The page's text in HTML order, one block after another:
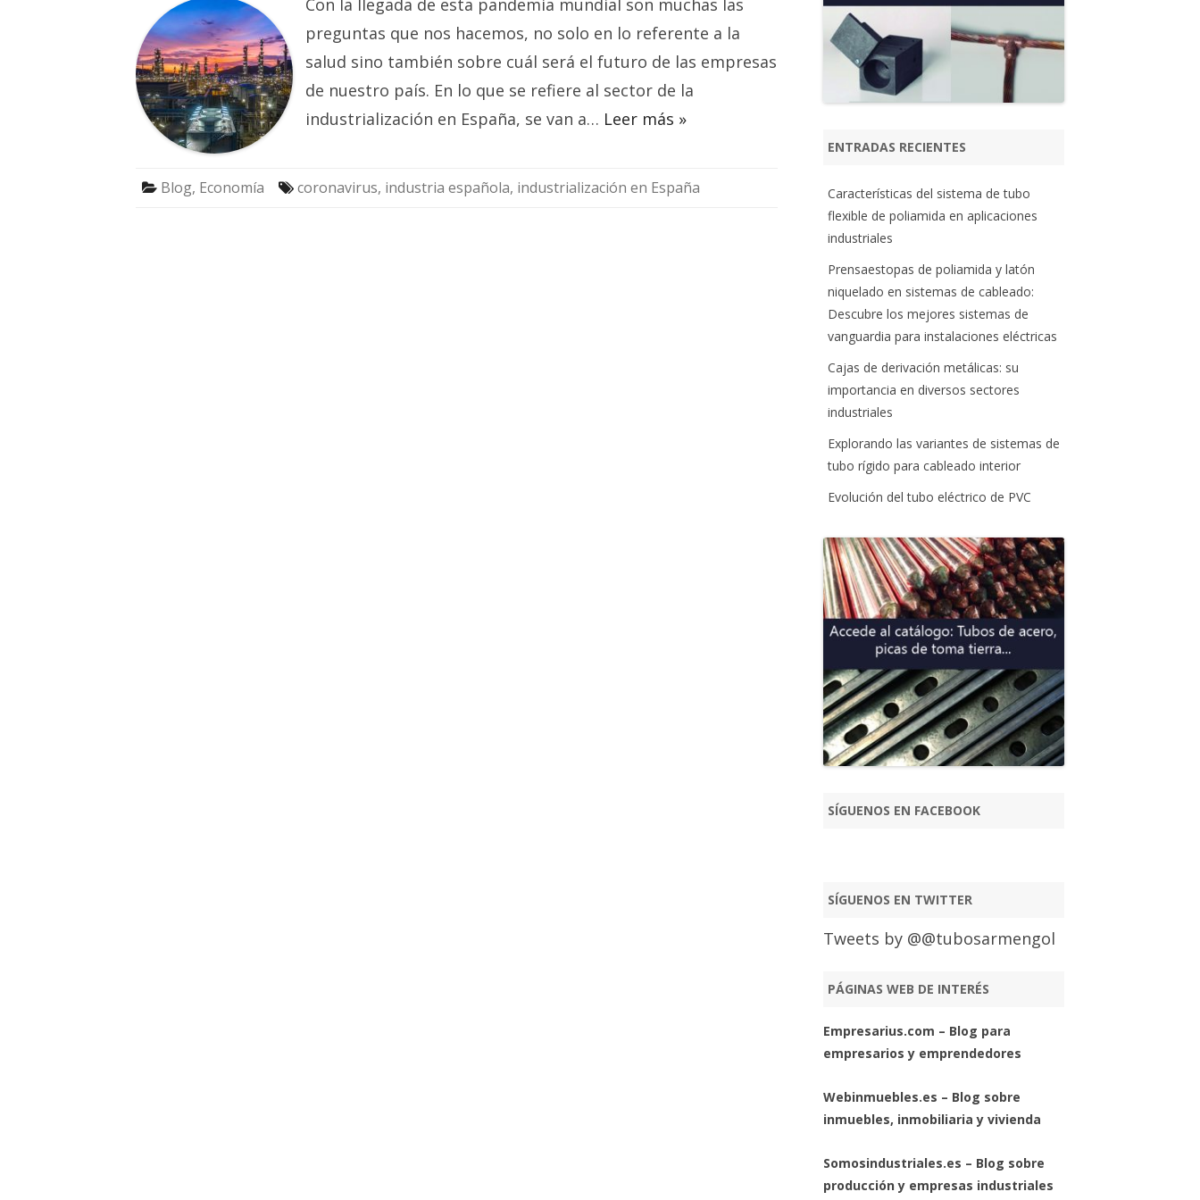
recibirá
la
industrialización?
Con la llegada de esta pandemia mundial son muchas las
preguntas que nos hacemos, no solo en lo referente a la
salud sino también sobre cuál será el futuro de las empresas
de nuestro país. En lo que se refiere al sector de la
industrialización en España, se van a… Leer más »
Blog, Economía coronavirus, industria española, industrialización en España
ENTRADAS RECIENTES
Características del sistema de tubo
flexible de poliamida en aplicaciones
industriales
Prensaestopas de poliamida y latón
niquelado en sistemas de cableado:
Descubre los mejores sistemas de
vanguardia para instalaciones eléctricas
Cajas de derivación metálicas: su
importancia en diversos sectores
industriales
Explorando las variantes de sistemas de
tubo rígido para cableado interior
Evolución del tubo eléctrico de PVC
SÍGUENOS EN FACEBOOK
SÍGUENOS EN TWITTER
Tweets by @@tubosarmengol
PÁGINAS WEB DE INTERÉS
Empresarius.com – Blog para
empresarios y emprendedores
Webinmuebles.es – Blog sobre
inmuebles, inmobiliaria y vivienda
Somosindustriales.es – Blog sobre
producción y empresas industriales